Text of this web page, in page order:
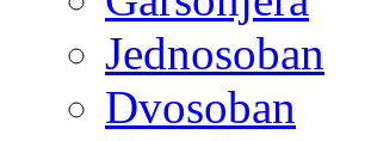
Jednosoban
Dvosoban